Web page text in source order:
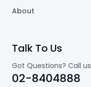
About
Talk To Us
Got Questions? Call us
02-8404888